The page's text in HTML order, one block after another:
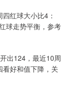
红球大小比4：
球走势平衡，参考
出124，最近10周
看好和值下降，关